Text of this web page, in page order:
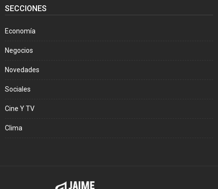
SECCIONES
Economía
Negocios
Novedades
Sociales
Cine Y TV
Clima